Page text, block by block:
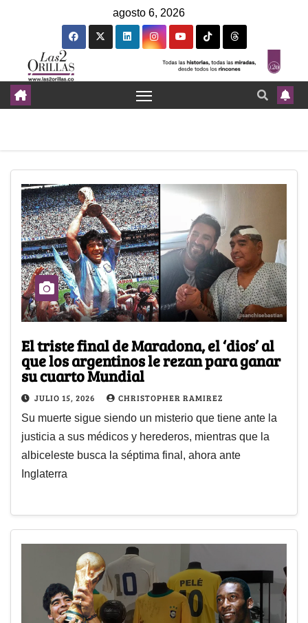
agosto 6, 2026
El triste final de Maradona, el ‘dios’ al
que los argentinos le rezan para ganar
su cuarto Mundial
JULIO 15, 2026 CHRISTOPHER RAMIREZ
Su muerte sigue siendo un misterio que tiene ante la
justicia a sus médicos y herederos, mientras que la
albiceleste busca la séptima final, ahora ante
Inglaterra